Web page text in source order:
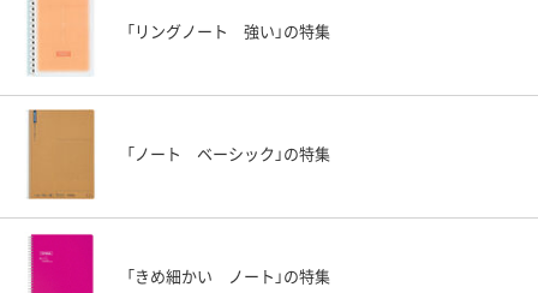
「リングノート 強い」の特集
「ノート ベーシック」の特集
「きめ細かい ノート」の特集